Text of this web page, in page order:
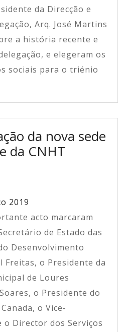
da Direcção e
Arq. José Martins
a história recente e
e elegeram os
sociais para o triénio
da nova sede
da CNHT
2019
acto marcaram
de Estado das
Desenvolvimento
Freitas, o Presidente da
de Loures
o Presidente do
o Vice-
o Director dos Serviços